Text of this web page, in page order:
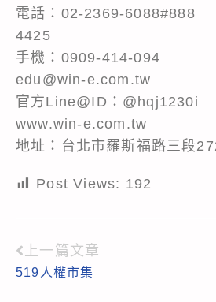
電話：02-2369-6088#888
4425
手機：0909-414-094
edu@win-e.com.tw
官方Line@ID：
www.win-e.com.tw
地址：台北市羅斯福路三段
Post Views: 192
Read
more
上一篇文章
519人權市集